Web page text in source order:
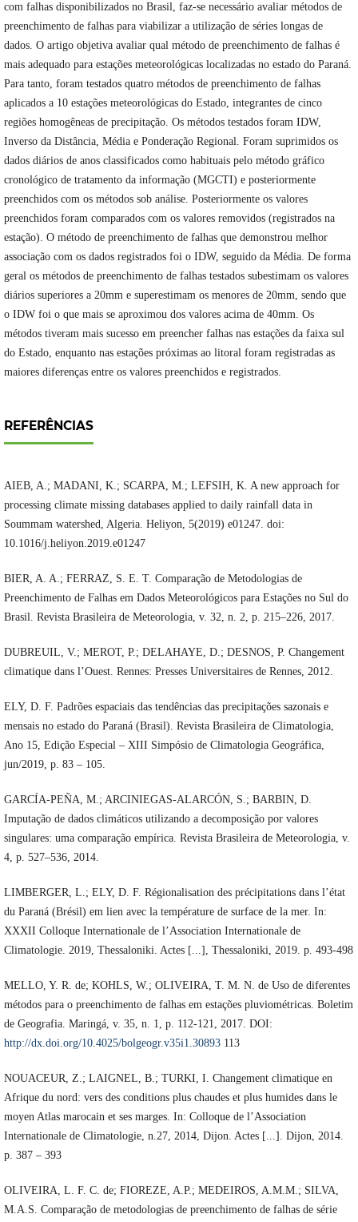
com falhas disponibilizados no Brasil, faz-se necessário avaliar métodos de
preenchimento de falhas para viabilizar a utilização de séries longas de
dados. O artigo objetiva avaliar qual método de preenchimento de falhas é
mais adequado para estações meteorológicas localizadas no estado do Paraná.
Para tanto, foram testados quatro métodos de preenchimento de falhas
aplicados a 10 estações meteorológicas do Estado, integrantes de cinco
regiões homogêneas de precipitação. Os métodos testados foram IDW,
Inverso da Distância, Média e Ponderação Regional. Foram suprimidos os
dados diários de anos classificados como habituais pelo método gráfico
cronológico de tratamento da informação (MGCTI) e posteriormente
preenchidos com os métodos sob análise. Posteriormente os valores
preenchidos foram comparados com os valores removidos (registrados na
estação). O método de preenchimento de falhas que demonstrou melhor
associação com os dados registrados foi o IDW, seguido da Média. De forma
geral os métodos de preenchimento de falhas testados subestimam os valores
diários superiores a 20mm e superestimam os menores de 20mm, sendo que
o IDW foi o que mais se aproximou dos valores acima de 40mm. Os
métodos tiveram mais sucesso em preencher falhas nas estações da faixa sul
do Estado, enquanto nas estações próximas ao litoral foram registradas as
maiores diferenças entre os valores preenchidos e registrados.
REFERÊNCIAS
AIEB, A.; MADANI, K.; SCARPA, M.; LEFSIH, K. A new approach for
processing climate missing databases applied to daily rainfall data in
Soummam watershed, Algeria. Heliyon, 5(2019) e01247. doi:
10.1016/j.heliyon.2019.e01247
BIER, A. A.; FERRAZ, S. E. T. Comparação de Metodologias de
Preenchimento de Falhas em Dados Meteorológicos para Estações no Sul do
Brasil. Revista Brasileira de Meteorologia, v. 32, n. 2, p. 215–226, 2017.
DUBREUIL, V.; MEROT, P.; DELAHAYE, D.; DESNOS, P. Changement
climatique dans l’Ouest. Rennes: Presses Universitaires de Rennes, 2012.
ELY, D. F. Padrões espaciais das tendências das precipitações sazonais e
mensais no estado do Paraná (Brasil). Revista Brasileira de Climatologia,
Ano 15, Edição Especial – XIII Simpósio de Climatologia Geográfica,
jun/2019, p. 83 – 105.
GARCÍA-PEÑA, M.; ARCINIEGAS-ALARCÓN, S.; BARBIN, D.
Imputação de dados climáticos utilizando a decomposição por valores
singulares: uma comparação empírica. Revista Brasileira de Meteorologia, v.
4, p. 527–536, 2014.
LIMBERGER, L.; ELY, D. F. Régionalisation des précipitations dans l’état
du Paraná (Brésil) em lien avec la température de surface de la mer. In:
XXXII Colloque Internationale de l’Association Internationale de
Climatologie. 2019, Thessaloniki. Actes [...], Thessaloniki, 2019. p. 493-498
MELLO, Y. R. de; KOHLS, W.; OLIVEIRA, T. M. N. de Uso de diferentes
métodos para o preenchimento de falhas em estações pluviométricas. Boletim
de Geografia. Maringá, v. 35, n. 1, p. 112-121, 2017. DOI:
http://dx.doi.org/10.4025/bolgeogr.v35i1.30893113
NOUACEUR, Z.; LAIGNEL, B.; TURKI, I. Changement climatique en
Afrique du nord: vers des conditions plus chaudes et plus humides dans le
moyen Atlas marocain et ses marges. In: Colloque de l’Association
Internationale de Climatologie, n.27, 2014, Dijon. Actes [...]. Dijon, 2014.
p. 387 – 393
OLIVEIRA, L. F. C. de; FIOREZE, A.P.; MEDEIROS, A.M.M.; SILVA,
M.A.S. Comparação de metodologias de preenchimento de falhas de série